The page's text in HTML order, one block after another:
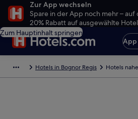
Zur App wechseln
Spare in der App noch mehr – auf
20% Rabatt auf ausgewählte
Zum Hauptinhalt springen
Hotels in Bognor Regis Hotels